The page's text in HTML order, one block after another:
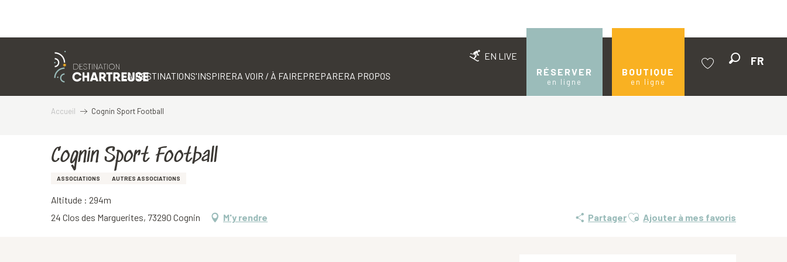
EN LIVE
RÉSERVER
en ligne
BOUTIQUE
en ligne
FR
LA DESTINATIONS'INSPIRERA VOIR / À FAIREPREPARERA PROPOS
Accueil Cognin Sport Football
Cognin Sport Football
ASSOCIATIONS AUTRES ASSOCIATIONS
Altitude : 294m
24 Clos des Marguerites, 73290 Cognin
M'y rendre PartagerAjouter aux favoris
Ajouter à mes favoris